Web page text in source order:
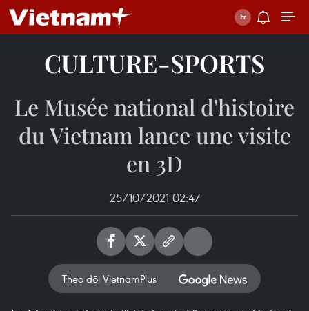
CULTURE-SPORTS
Le Musée national d'histoire
du Vietnam lance une visite
en 3D
25/10/2021 02:47
Theo dõi VietnamPlus